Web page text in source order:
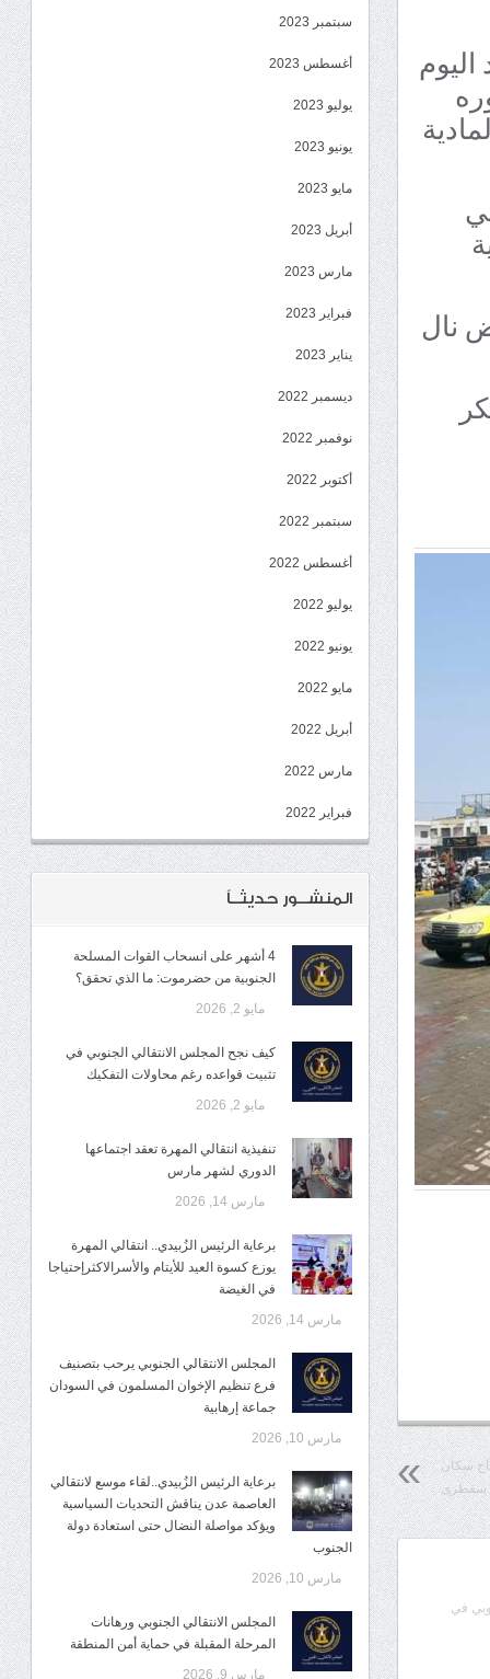
نال
سكان
سقطرى
في
سبتمبر 2023
أغسطس 2023
يوليو 2023
يونيو 2023
مايو 2023
أبريل 2023
مارس 2023
فبراير 2023
يناير 2023
ديسمبر 2022
نوفمبر 2022
أكتوبر 2022
سبتمبر 2022
أغسطس 2022
يوليو 2022
يونيو 2022
مايو 2022
أبريل 2022
مارس 2022
فبراير 2022
المنشــور حديثــاً
4 أشهر على انسحاب القوات المسلحة
الجنوبية من حضرموت: ما الذي تحقق؟
مايو 2, 2026
كيف نجح المجلس الانتقالي الجنوبي في
تثبيت قواعده رغم محاولات التفكيك
مايو 2, 2026
تنفيذية انتقالي المهرة تعقد اجتماعها
الدوري لشهر مارس
مارس 14, 2026
برعاية الرئيس الزُبيدي.. انتقالي المهرة
يوزع كسوة العيد للأيتام والأسرالاكثرإحتياجا
في الغيضة
مارس 14, 2026
المجلس الانتقالي الجنوبي يرحب بتصنيف
فرع تنظيم الإخوان المسلمون في السودان
جماعة إرهابية
مارس 10, 2026
برعاية الرئيس الزُبيدي..لقاء موسع لانتقالي
العاصمة عدن يناقش التحديات السياسية
ويؤكد مواصلة النضال حتى استعادة دولة
الجنوب
مارس 10, 2026
المجلس الانتقالي الجنوبي ورهانات
المرحلة المقبلة في حماية أمن المنطقة
مارس 9, 2026